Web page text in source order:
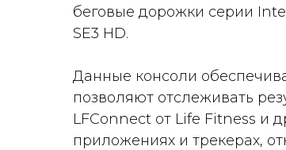
беговые дорожки серии
SE3 HD.
Данные консоли
позволяют отслеживать
LFConnect от Life Fitness и
приложениях и трекерах,